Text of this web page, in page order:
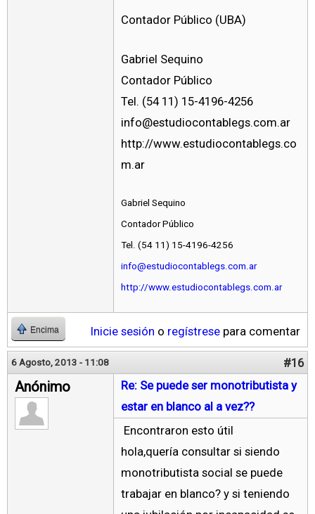
Contador Público (UBA)
Gabriel Sequino
Contador Público
Tel. (54 11) 15-4196-4256
info@estudiocontablegs.com.ar
http://www.estudiocontablegs.co
m.ar
Gabriel Sequino
Contador Público
Tel. (54 11) 15-4196-4256
info@estudiocontablegs.com.ar
http://www.estudiocontablegs.com.ar
Encima Inicie sesión o regístrese para comentar
6 Agosto, 2013 - 11:08 #16
Anónimo
Re: Se puede ser monotributista y
estar en blanco al a vez??
Encontraron esto útil
hola,quería consultar si siendo
monotributista social se puede
trabajar en blanco? y si teniendo